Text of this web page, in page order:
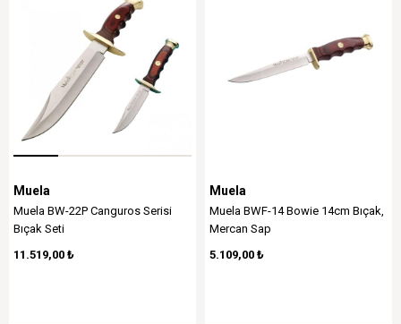
Muela
Muela BW-22P Canguros Serisi
Bıçak Seti
11.519,00 ₺
Muela
Muela BWF-14 Bowie 14cm Bıçak,
Mercan Sap
5.109,00 ₺